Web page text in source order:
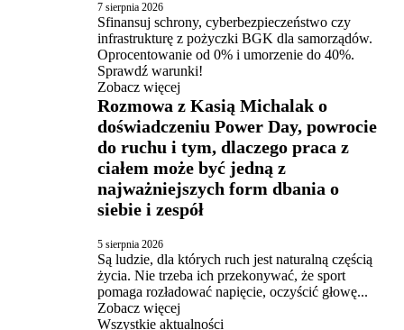
7 sierpnia 2026
Sfinansuj schrony, cyberbezpieczeństwo czy
infrastrukturę z pożyczki BGK dla samorządów.
Oprocentowanie od 0% i umorzenie do 40%.
Sprawdź warunki!
Zobacz więcej
Rozmowa z Kasią Michalak o
doświadczeniu Power Day, powrocie
do ruchu i tym, dlaczego praca z
ciałem może być jedną z
najważniejszych form dbania o
siebie i zespół
5 sierpnia 2026
Są ludzie, dla których ruch jest naturalną częścią
życia. Nie trzeba ich przekonywać, że sport
pomaga rozładować napięcie, oczyścić głowę...
Zobacz więcej
Wszystkie aktualności